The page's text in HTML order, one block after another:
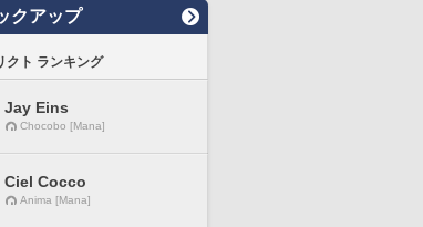
クアップ
クト ランキング
Jay Eins
Chocobo [Mana]
Ciel Cocco
Anima [Mana]